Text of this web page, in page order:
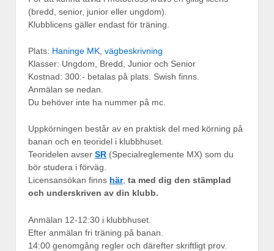
(bredd, senior, junior eller ungdom).
Klubblicens gäller endast för träning.
Plats: Haninge MK vägbeskrivning
Klasser: Ungdom, Bredd, Junior och Senior
Kostnad: 300:- betalas på plats. Swish finns.
Anmälan se nedan.
Du behöver inte ha nummer på mc.
Uppkörningen består av en praktisk del med körning på
banan och en teoridel i klubbhuset.
Teoridelen avser SR (Specialreglemente MX) som du
bör studera i förväg.
Licensansökan finns här, ta med dig den stämplad
och underskriven av din klubb.
Anmälan 12-12:30 i klubbhuset.
Efter anmälan fri träning på banan.
14:00 genomgång regler och därefter skriftligt prov.